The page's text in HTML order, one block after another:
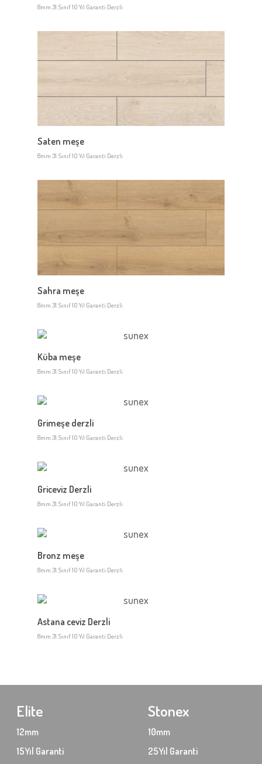
8mm 31.Sınıf 10 Yıl Garanti Derzli
Saten meşe
8mm 31.Sınıf 10 Yıl Garanti Derzli
Sahra meşe
8mm 31.Sınıf 10 Yıl Garanti Derzli
Küba meşe
8mm 31.Sınıf 10 Yıl Garanti Derzli
Grimeşe derzli
8mm 31.Sınıf 10 Yıl Garanti Derzli
Griceviz Derzli
8mm 31.Sınıf 10 Yıl Garanti Derzli
Bronz meşe
8mm 31.Sınıf 10 Yıl Garanti Derzli
Astana ceviz Derzli
8mm 31.Sınıf 10 Yıl Garanti Derzli
Elite
12mm
15Yıl Garanti
Stonex
10mm
25Yıl Garanti